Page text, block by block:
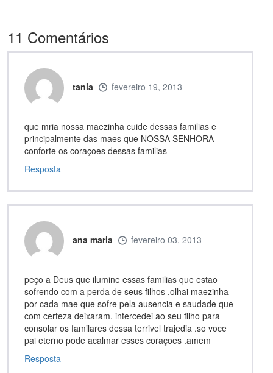
11 Comentários
tania fevereiro 19, 2013
que mria nossa maezinha cuide dessas familias e
principalmente das maes que NOSSA SENHORA
conforte os coraçoes dessas familias
Resposta
ana maria fevereiro 03, 2013
peço a Deus que ilumine essas familias que estao
sofrendo com a perda de seus filhos ,olhai maezinha
por cada mae que sofre pela ausencia e saudade que
com certeza deixaram. intercedei ao seu filho para
consolar os familares dessa terrivel trajedia .so voce
pai eterno pode acalmar esses coraçoes .amem
Resposta